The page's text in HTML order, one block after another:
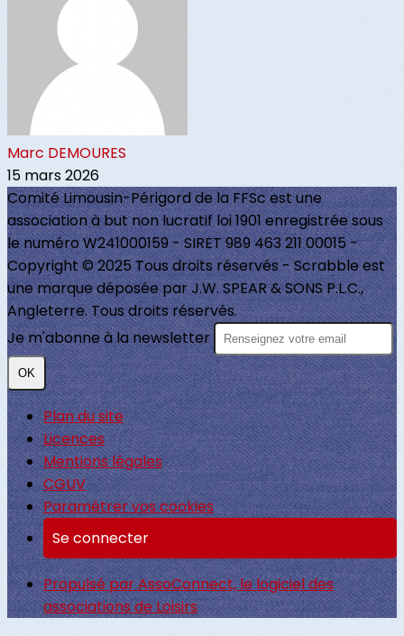
Marc DEMOURES
15 mars 2026
Comité Limousin-Périgord de la FFSc est une
association à but non lucratif loi 1901 enregistrée sous
le numéro W241000159 - SIRET 989 463 211 00015 -
Copyright © 2025 Tous droits réservés - Scrabble est
une marque déposée par J.W. SPEAR & SONS P.L.C.,
Angleterre. Tous droits réservés.
Je m'abonne à la newsletter
OK
Plan du site
Licences
Mentions légales
CGUV
Paramétrer vos cookies
Se connecter
Propulsé par AssoConnect, le logiciel des
associations de Loisirs